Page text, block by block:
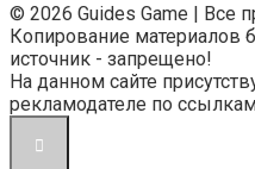
© 2026 Guides Game | Все
Копирование материалов
источник - запрещено!
На данном сайте
рекламодателе по